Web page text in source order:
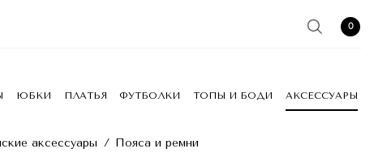
0
ЮБКИ ПЛАТЬЯ ФУТБОЛКИ ТОПЫ И БОДИ АКСЕССУАРЫ
аксессуары / Пояса и ремни